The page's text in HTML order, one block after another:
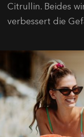
Citrullin. Beides
verbessert die